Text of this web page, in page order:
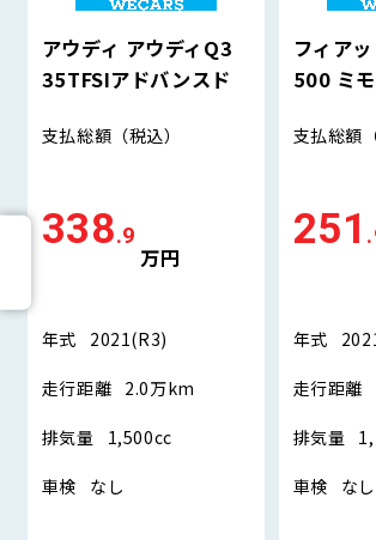
アウディ アウディQ3
35TFSIアドバンスド
支払総額 （税込）
338.9
万円
年式 2021(R3)
走行距離 2.0万km
排気量 1,500cc
車検 なし
フィア
500 ミ
支払総額
251
年式
走行距離
排気量
車検 なし